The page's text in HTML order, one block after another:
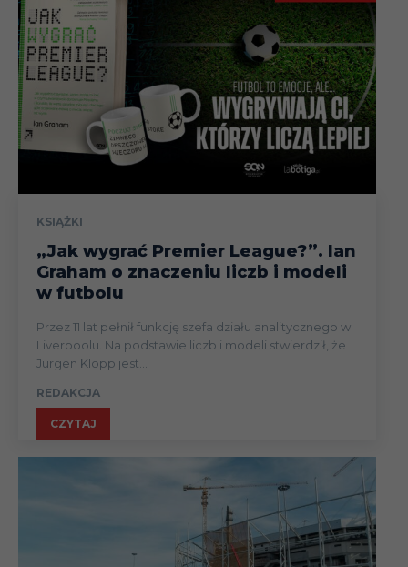
KSIĄŻKI
„Jak wygrać Premier League?”. Ian
Graham o znaczeniu liczb i modeli
w futbolu
Przez 11 lat pełnił funkcję szefa działu analitycznego w
Liverpoolu. Na podstawie liczb i modeli stwierdził, że
Jurgen Klopp jest...
REDAKCJA
CZYTAJ